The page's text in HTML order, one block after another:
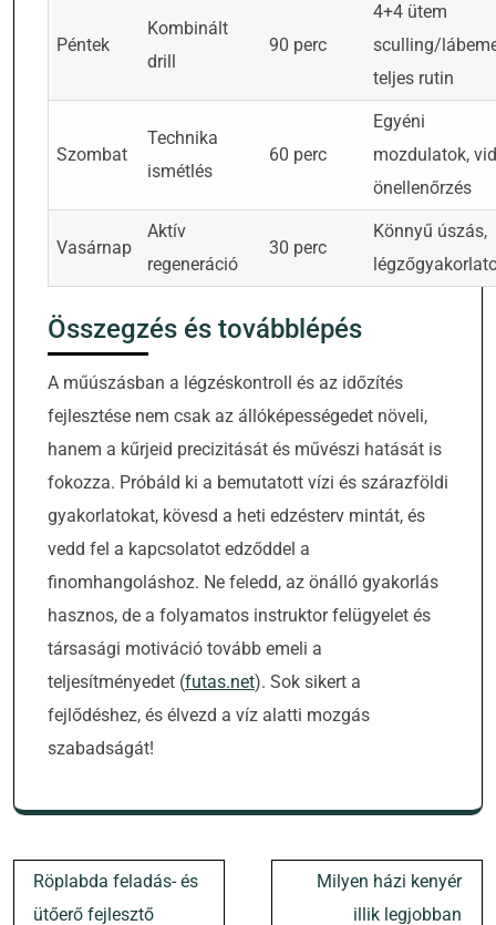
Péntek
Kombinált
drill
90 perc
4+4 ütem
sculling/
teljes rutin
Szombat
Technika
ismétlés
60 perc
Egyéni
mozdulatok,
önellenőrzés
Vasárnap
Aktív
regeneráció
30 perc
Könnyű úszás,
Összegzés és továbblépés
A műúszásban a légzéskontroll és az időzítés
fejlesztése nem csak az állóképességedet növeli,
hanem a kűrjeid precizitását és művészi hatását is
fokozza. Próbáld ki a bemutatott vízi és szárazföldi
gyakorlatokat, kövesd a heti edzésterv mintát, és
vedd fel a kapcsolatot edződdel a
finomhangoláshoz. Ne feledd, az önálló gyakorlás
hasznos, de a folyamatos instruktor felügyelet és
társasági motiváció tovább emeli a
teljesítményedet (futas.net). Sok sikert a
fejlődéshez, és élvezd a víz alatti mozgás
szabadságát!
Bejegyzés
navigáció
Röplabda feladás- és
ütőerő fejlesztő
Milyen házi kenyér
illik legjobban